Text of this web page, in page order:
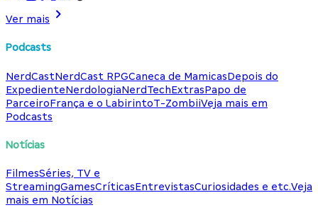
Ver mais
Podcasts
NerdCastNerdCast RPGCaneca de MamicasDepois do
ExpedienteNerdologiaNerdTechExtrasPapo de
ParceiroFrança e o LabirintoT-ZombiiVeja mais em
Podcasts
Notícias
FilmesSéries, TV e
StreamingGamesCríticasEntrevistasCuriosidades e etc.Veja
mais em Notícias